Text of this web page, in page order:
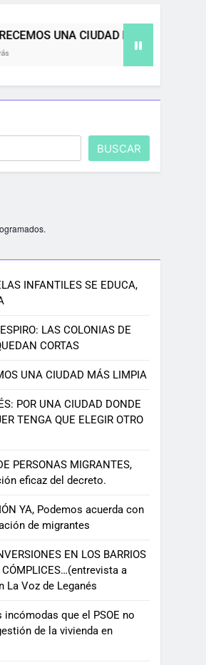
CIUDAD MÁS LIMPIA
BUSCAR
INFANTILES SE EDUCA,
LAS COLONIAS DE
CORTAS
UNA CIUDAD MÁS LIMPIA
POR UNA CIUDAD DONDE
TENGA QUE ELEGIR OTRO
PERSONAS MIGRANTES,
eficaz del decreto.
YA, Podemos acuerda con
de migrantes
EN LOS BARRIOS
CÓMPLICES…(entrevista a
La Voz de Leganés
incómodas que el PSOE no
de la vivienda en